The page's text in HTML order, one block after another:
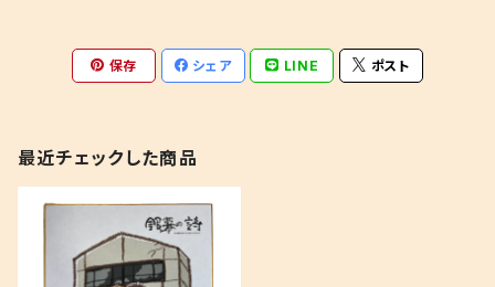
保存 シェア LINE ポスト
最近チェックした商品